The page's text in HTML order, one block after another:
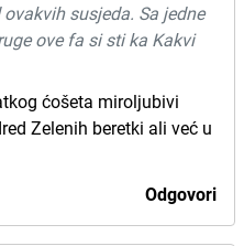
susjeda. Sa jedne
ove fa si sti ka Kakvi
ćošeta miroljubivi
Zelenih beretki ali već u
Odgovori